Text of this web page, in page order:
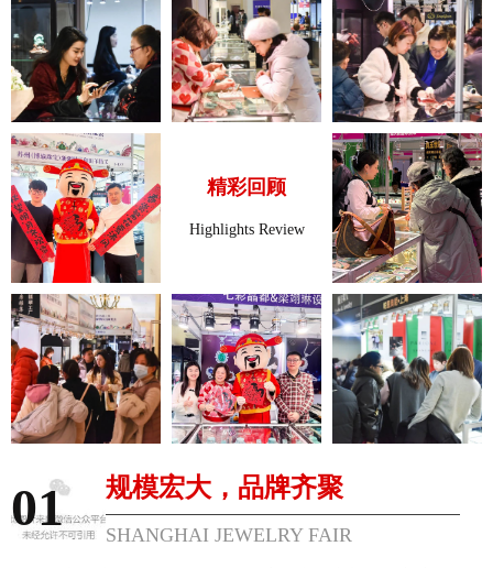
精彩回顾
Highlights Review
01 规模宏大，品牌齐聚
SHANGHAI JEWELRY FAIR